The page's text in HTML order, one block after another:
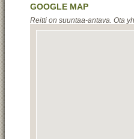
GOOGLE MAP
Reitti on suuntaa-antava. Ota